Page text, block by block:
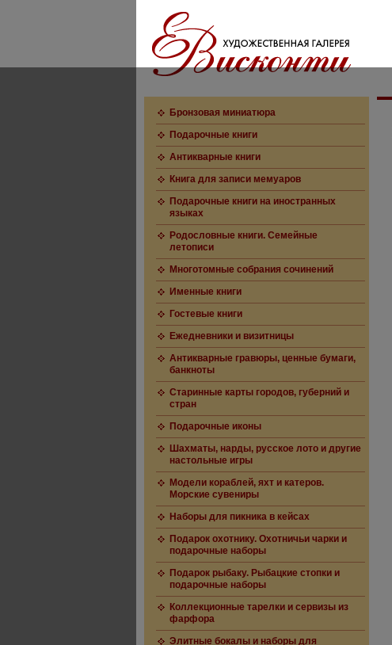
Бронзовая миниатюра
Подарочные книги
Антикварные книги
Книга для записи мемуаров
Подарочные книги на иностранных
языках
Родословные книги. Семейные
летописи
Многотомные собрания сочинений
Именные книги
Гостевые книги
Ежедневники и визитницы
Антикварные гравюры, ценные бумаги,
банкноты
Старинные карты городов, губерний и
стран
Подарочные иконы
Шахматы, нарды, русское лото и другие
настольные игры
Модели кораблей, яхт и катеров.
Морские сувениры
Наборы для пикника в кейсах
Подарок охотнику. Охотничьи чарки и
подарочные наборы
Подарок рыбаку. Рыбацкие стопки и
подарочные наборы
Коллекционные тарелки и сервизы из
фарфора
Элитные бокалы и наборы для